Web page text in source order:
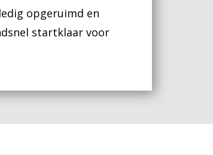
opgeruimd en
startklaar voor